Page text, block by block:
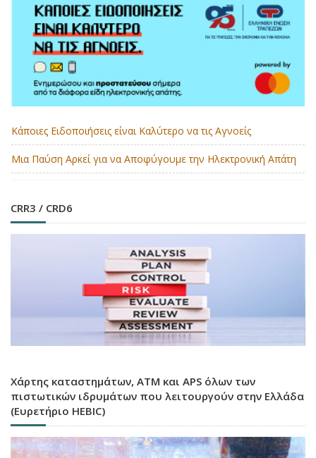
Κάποιες Ειδοποιήσεις είναι Καλύτερο να τις Αγνοείς
Μια Παύση Αρκεί για να Αποφύγουμε την Ηλεκτρονική Απάτη
CRR3 / CRD6
Χάρτης καταστημάτων, ATM και APS όλων των
πιστωτικών ιδρυμάτων που λειτουργούν στην Ελλάδα
(Ευρετήριο HEBIC)